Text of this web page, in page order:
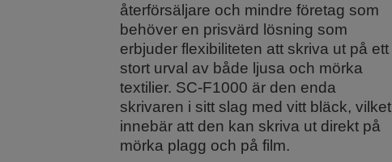
återförsäljare och mindre företag som
behöver en prisvärd lösning som
erbjuder flexibiliteten att skriva ut på ett
stort urval av både ljusa och mörka
textilier. SC-F1000 är den enda
skrivaren i sitt slag med vitt bläck, vilket
innebär att den kan skriva ut direkt på
mörka plagg och på film.